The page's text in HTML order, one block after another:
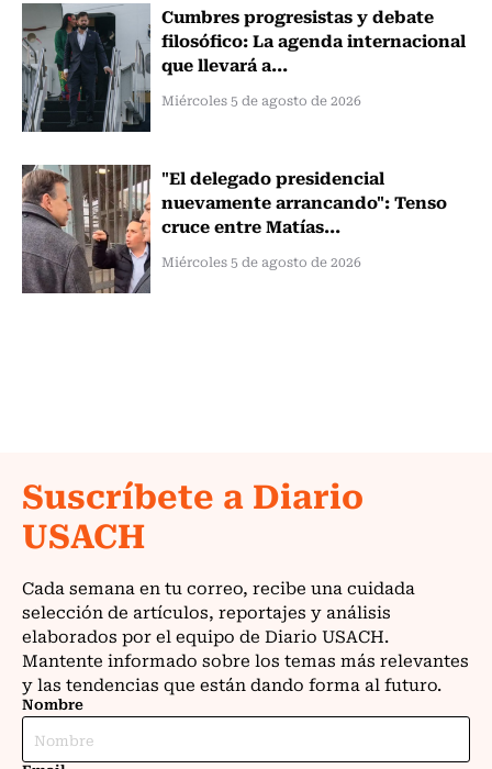
Cumbres progresistas y debate
filosófico: La agenda internacional
que llevará a...
Miércoles 5 de agosto de 2026
"El delegado presidencial
nuevamente arrancando": Tenso
cruce entre Matías...
Miércoles 5 de agosto de 2026